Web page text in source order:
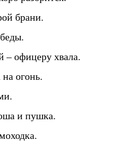
брани.
– офицеру хвала.
огонь.
и пушка.